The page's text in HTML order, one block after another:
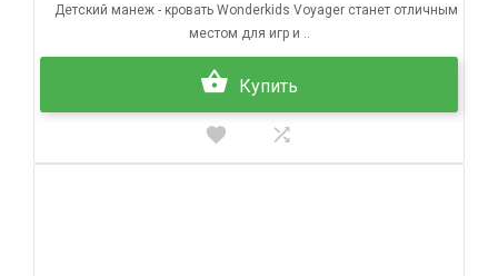
Детский манеж - кровать Wonderkids Voyager станет отличным
местом для игр и ..
Купить